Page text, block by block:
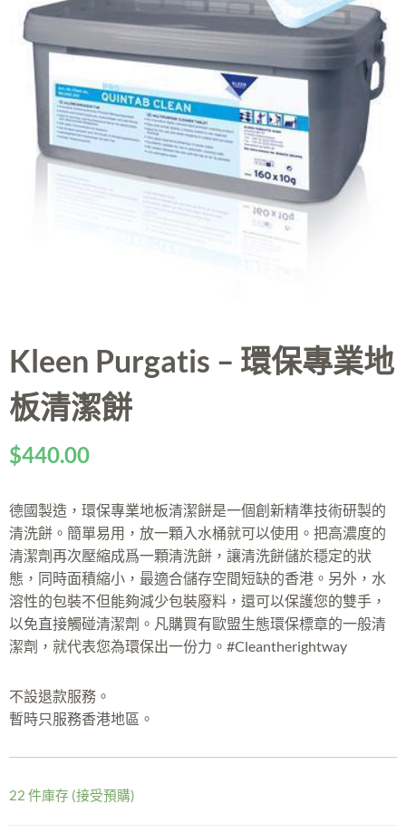
Kleen Purgatis – 環保專業地
板清潔餅
$440.00
德國製造，環保專業地板清潔餅是一個創新精準技術研製的
清洗餅。簡單易用，放一顆入水桶就可以使用。把高濃度的
清潔劑再次壓縮成爲一顆清洗餅，讓清洗餅儲於穩定的狀
態，同時面積縮小，最適合儲存空間短缺的香港。另外，水
溶性的包裝不但能夠減少包裝廢料，還可以保護您的雙手，
以免直接觸碰清潔劑。 凡購買有歐盟生態環保標章的一般清
潔劑，就代表您為環保出一份力。#Cleantherightway
不設退款服務。
暫時只服務香港地區。
22 件庫存 (接受預購)